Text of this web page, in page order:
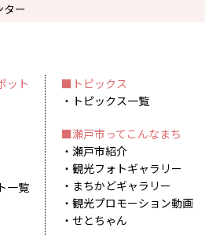
ター
ット
一覧
トピックス
トピックス一覧
瀬戸市ってこんなまち
瀬戸市紹介
観光フォトギャラリー
まちかどギャラリー
観光プロモーション動画
せとちゃん